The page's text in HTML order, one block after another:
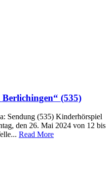
(535)
Sendung (535) Kinderhörspiel
den 26. Mai 2024 von 12 bis
Read More